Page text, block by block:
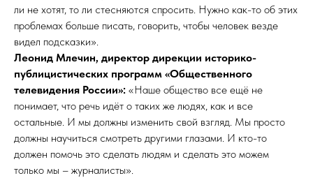
ли не хотят, то ли стесняются спросить. Нужно как-то об этих
проблемах больше писать, говорить, чтобы человек везде
видел подсказки».
Леонид Млечин, директор дирекции историко-
публицистических программ «Общественного
телевидения России»: «Наше общество все ещё не
понимает, что речь идёт о таких же людях, как и все
остальные. И мы должны изменить свой взгляд. Мы просто
должны научиться смотреть другими глазами. И кто-то
должен помочь это сделать людям и сделать это можем
только мы – журналисты».